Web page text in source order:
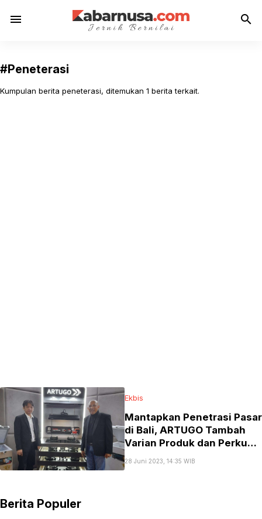
menu search
#Peneterasi
Kumpulan berita peneterasi, ditemukan 1 berita terkait.
Ekbis
Mantapkan Penetrasi Pasar
di Bali, ARTUGO Tambah
Varian Produk dan Perkuat
28 Juni 2023, 14:35 WIB
Berita Populer